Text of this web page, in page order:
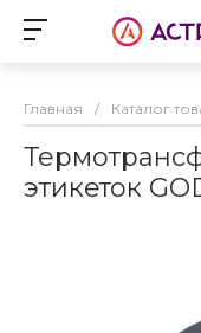
Главная / Каталог
этикеток